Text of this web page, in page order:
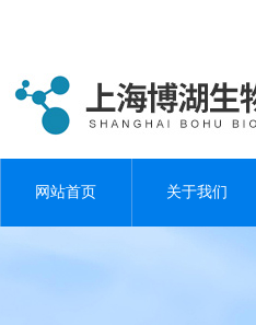
网站首页 关于我们